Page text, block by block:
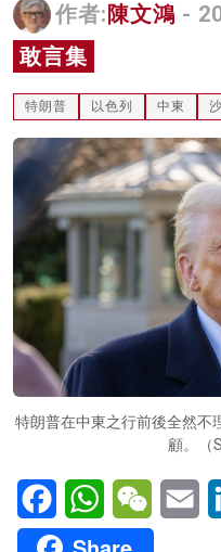
名家榜
灼見活動
關於我們
作者: 陳文鴻 -
敢言集
特朗普 以色列 中東
特朗普在中東之行前後全然不
顧。（
FacebookWhatsAppWeChat